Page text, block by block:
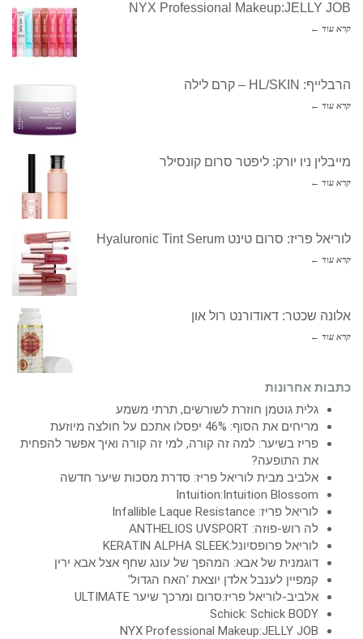
NYX Professional Makeup:JELLY JOB
קרא עוד ←
הרבלייף: HL/SKIN – קרם לילה
קרא עוד ←
מייבלין ניו יורק: ליפטר סרום קונסילר
קרא עוד ←
לוריאל פריז: סרום טינט Hyaluronic Tint Serum
קרא עוד ←
אלונה שכטר: דאודורנט רול און
קרא עוד ←
כתבות אחרונות
גלית גוטמן חוזרת לשורשים, תרתי משמע
מריחים את הסוף: 46% יפסלו אתכם על חולצה מיוזעת
פריז בשיער: למה זה קורה, למי זה קורה ואיך אפשר להפחית
את התופעה?
אלביב מבית לוריאל פריז: סדרת מסכות שיער חדשה
Intuition:Intuition Blossom
לוריאל פריז: Infallible Laque Resistance
לה רוש-פוזה: ANTHELIOS UVSPORT
לוריאל פרופסיונל:KERATIN ALPHA SLEEK
דוגמנית של אבא: המהפך של עונג שחף אצל אבא ירין
קמפיין לענבל אלדן יוצאת 'האח הגדול'
אלביב-לוריאל פריז:סרום ומרכך שיער ULTIMATE
Schick: Schick BODY
NYX Professional Makeup:JELLY JOB